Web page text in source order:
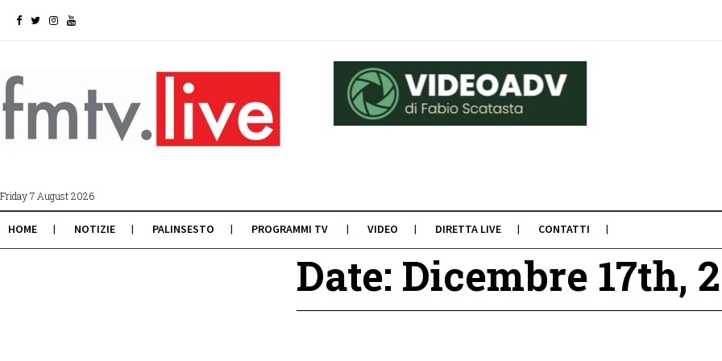
Friday 7 August 2026
HOME NOTIZIE PALINSESTO PROGRAMMI TV VIDEO DIRETTA LIVE CONTATTI
Date: Dicembre 17th,